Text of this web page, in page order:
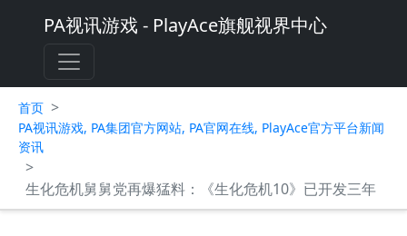
PA视讯游戏 - PlayAce旗舰视界中心
首页 >
PA视讯游戏, PA集团官方网站, PA官网在线, PlayAce官方平台新闻
资讯
>
生化危机舅舅党再爆猛料：《生化危机10》已开发三年